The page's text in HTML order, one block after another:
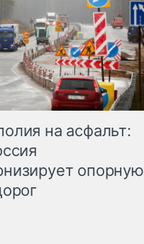
на асфальт:
опорную